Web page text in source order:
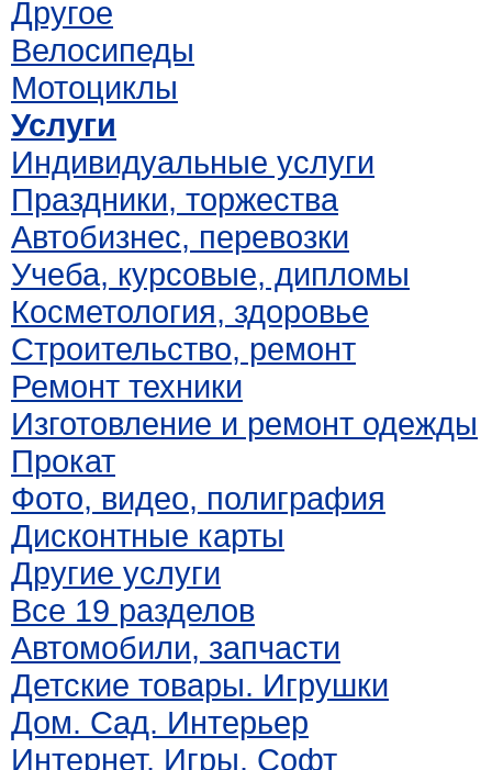
Другое
Велосипеды
Мотоциклы
Услуги
Индивидуальные услуги
Праздники, торжества
Автобизнес, перевозки
Учеба, курсовые, дипломы
Косметология, здоровье
Строительство, ремонт
Ремонт техники
Изготовление и ремонт одежды
Прокат
Фото, видео, полиграфия
Дисконтные карты
Другие услуги
Все 19 разделов
Автомобили, запчасти
Детские товары. Игрушки
Дом. Сад. Интерьер
Интернет. Игры. Софт